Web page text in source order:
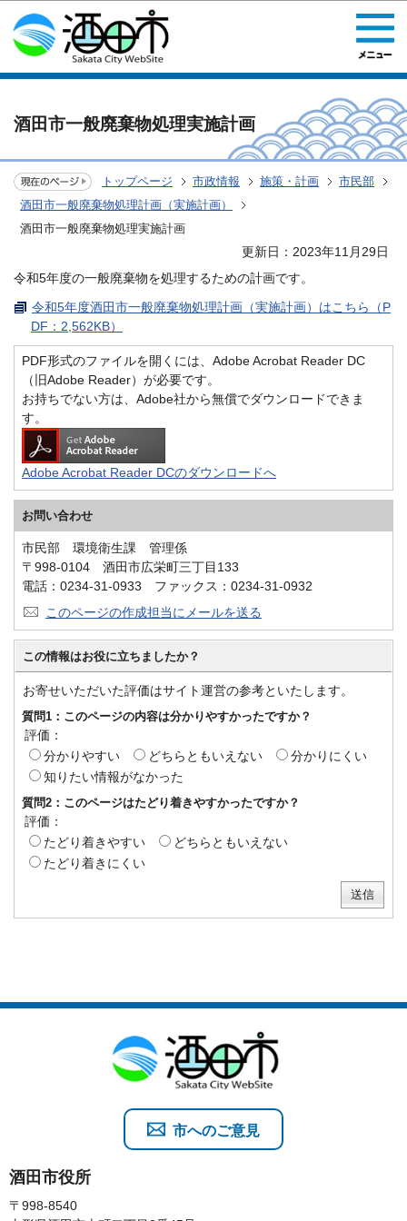
このページの本文へ移動
酒田市一般廃棄物処理実施計画
トップページ 市政情報 施策・計画
市民部
酒田市一般廃棄物処理計画（実施計画）
酒田市一般廃棄物処理実施計画
更新日：2023年11月29日
令和5年度の一般廃棄物を処理するための計画です。
令和5年度酒田市一般廃棄物処理計画（実施計画）はこちら（P
DF：2,562KB）
PDF形式のファイルを開くには、Adobe Acrobat Reader DC
（旧Adobe Reader）が必要です。
お持ちでない方は、Adobe社から無償でダウンロードできま
す。
Adobe Acrobat Reader DCのダウンロードへ
お問い合わせ
市民部 環境衛生課 管理係
〒998-0104 酒田市広栄町三丁目133
電話：0234-31-0933 ファックス：0234-31-0932
このページの作成担当にメールを送る
この情報はお役に立ちましたか？
お寄せいただいた評価はサイト運営の参考といたします。
質問1：このページの内容は分かりやすかったですか？
評価：
分かりやすい
どちらともいえない
分かりにくい
知りたい情報がなかった
質問2：このページはたどり着きやすかったですか？
評価：
たどり着きやすい
どちらともいえない
たどり着きにくい
酒田市役所
〒998-8540
市へのご意見